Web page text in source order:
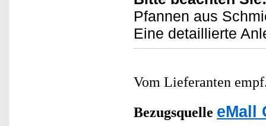
Pfannen aus
Eine detaillierte
Vom Lieferanten
Bezugsquelle eMall